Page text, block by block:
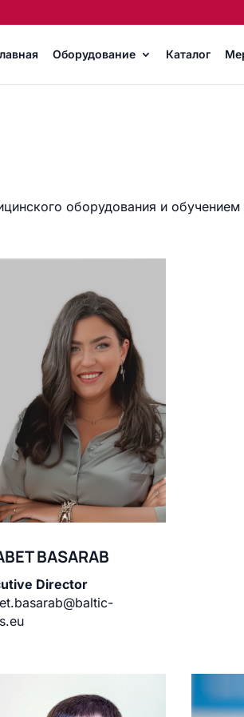
Оборудование Каталог
оборудования и
BASARAB
Director